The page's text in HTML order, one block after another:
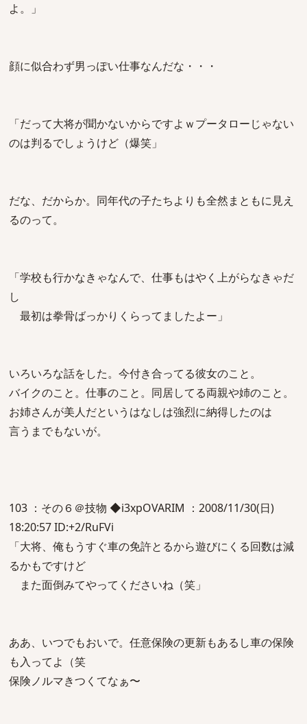
よ。」
顔に似合わず男っぽい仕事なんだな・・・
「だって大将が聞かないからですよｗプータローじゃない
のは判るでしょうけど（爆笑」
だな、だからか。同年代の子たちよりも全然まともに見え
るのって。
「学校も行かなきゃなんで、仕事もはやく上がらなきゃだ
し
最初は拳骨ばっかりくらってましたよー」
いろいろな話をした。今付き合ってる彼女のこと。
バイクのこと。仕事のこと。同居してる両親や姉のこと。
お姉さんが美人だというはなしは強烈に納得したのは
言うまでもないが。
103 ：その６＠技物 ◆i3xpOVARIM ：2008/11/30(日)
18:20:57 ID:+2/RuFVi
「大将、俺もうすぐ車の免許とるから遊びにくる回数は減
るかもですけど
また面倒みてやってくださいね（笑」
ああ、いつでもおいで。任意保険の更新もあるし車の保険
も入ってよ（笑
保険ノルマきつくてなぁ〜